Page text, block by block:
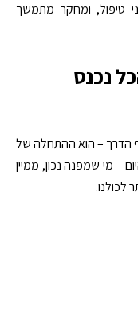
טיפול, ומחקר מתמשך
נכנס
הדרך – הוא ההתחלה של
– מי שמפנה נכון, ממיין
לכולנו.